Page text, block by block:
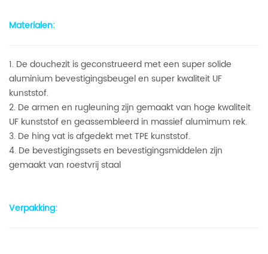
Materialen:
1. De douchezit is geconstrueerd met een super solide
aluminium bevestigingsbeugel en super kwaliteit UF
kunststof.
2. De armen en rugleuning zijn gemaakt van hoge kwaliteit
UF kunststof en geassembleerd in massief alumimum rek.
3. De hing vat is afgedekt met TPE kunststof.
4. De bevestigingssets en bevestigingsmiddelen zijn
gemaakt van roestvrij staal
Verpakking: